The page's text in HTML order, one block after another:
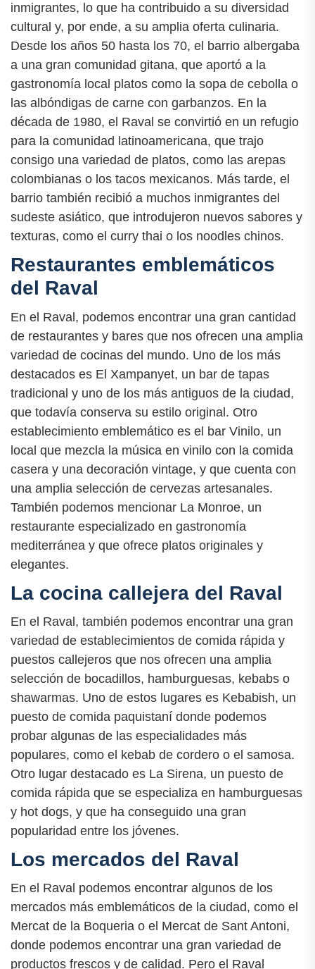
inmigrantes, lo que ha contribuido a su diversidad
cultural y, por ende, a su amplia oferta culinaria.
Desde los años 50 hasta los 70, el barrio albergaba
a una gran comunidad gitana, que aportó a la
gastronomía local platos como la sopa de cebolla o
las albóndigas de carne con garbanzos. En la
década de 1980, el Raval se convirtió en un refugio
para la comunidad latinoamericana, que trajo
consigo una variedad de platos, como las arepas
colombianas o los tacos mexicanos. Más tarde, el
barrio también recibió a muchos inmigrantes del
sudeste asiático, que introdujeron nuevos sabores y
texturas, como el curry thai o los noodles chinos.
Restaurantes emblemáticos
del Raval
En el Raval, podemos encontrar una gran cantidad
de restaurantes y bares que nos ofrecen una amplia
variedad de cocinas del mundo. Uno de los más
destacados es El Xampanyet, un bar de tapas
tradicional y uno de los más antiguos de la ciudad,
que todavía conserva su estilo original. Otro
establecimiento emblemático es el bar Vinilo, un
local que mezcla la música en vinilo con la comida
casera y una decoración vintage, y que cuenta con
una amplia selección de cervezas artesanales.
También podemos mencionar La Monroe, un
restaurante especializado en gastronomía
mediterránea y que ofrece platos originales y
elegantes.
La cocina callejera del Raval
En el Raval, también podemos encontrar una gran
variedad de establecimientos de comida rápida y
puestos callejeros que nos ofrecen una amplia
selección de bocadillos, hamburguesas, kebabs o
shawarmas. Uno de estos lugares es Kebabish, un
puesto de comida paquistaní donde podemos
probar algunas de las especialidades más
populares, como el kebab de cordero o el samosa.
Otro lugar destacado es La Sirena, un puesto de
comida rápida que se especializa en hamburguesas
y hot dogs, y que ha conseguido una gran
popularidad entre los jóvenes.
Los mercados del Raval
En el Raval podemos encontrar algunos de los
mercados más emblemáticos de la ciudad, como el
Mercat de la Boqueria o el Mercat de Sant Antoni,
donde podemos encontrar una gran variedad de
productos frescos y de calidad. Pero el Raval